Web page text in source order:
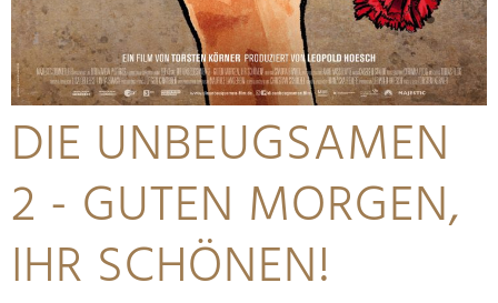
DIE UNBEUGSAMEN
2 - GUTEN MORGEN,
IHR SCHÖNEN!